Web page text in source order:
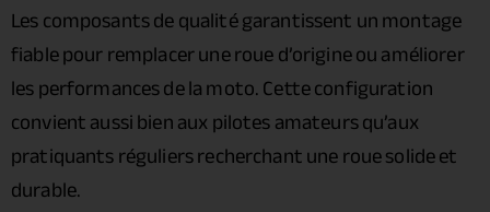
Les composants de qualité garantissent un montage
fiable pour remplacer une roue d’origine ou améliorer
les performances de la moto. Cette configuration
convient aussi bien aux pilotes amateurs qu’aux
pratiquants réguliers recherchant une roue solide et
durable.